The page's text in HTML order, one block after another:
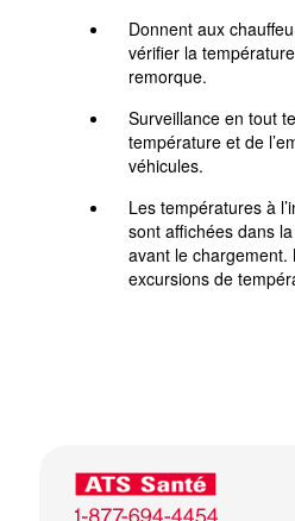
Donnent aux
vérifier la
remorque.
Surveillance en tout
température et de
véhicules.
Les températures à
sont affichées dans
avant le chargement.
excursions de